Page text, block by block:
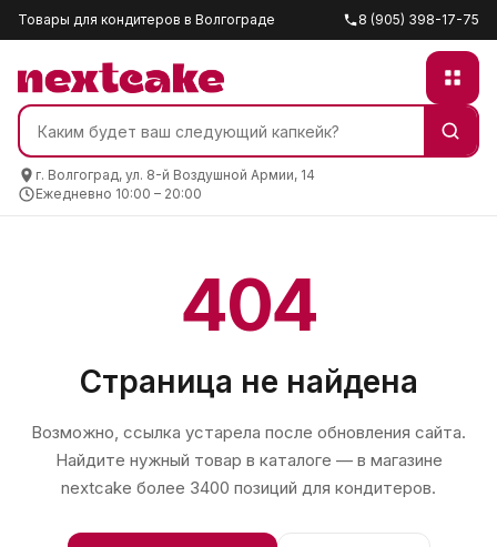
Товары для кондитеров в Волгограде 8 (905) 398-17-75
г. Волгоград, ул. 8-й Воздушной Армии, 14
Ежедневно 10:00 – 20:00
404
Страница не найдена
Возможно, ссылка устарела после обновления сайта.
Найдите нужный товар в каталоге — в магазине
nextcake более 3400 позиций для кондитеров.